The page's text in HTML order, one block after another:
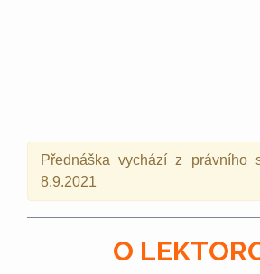
Přednáška vychází z právního
8.9.2021
O